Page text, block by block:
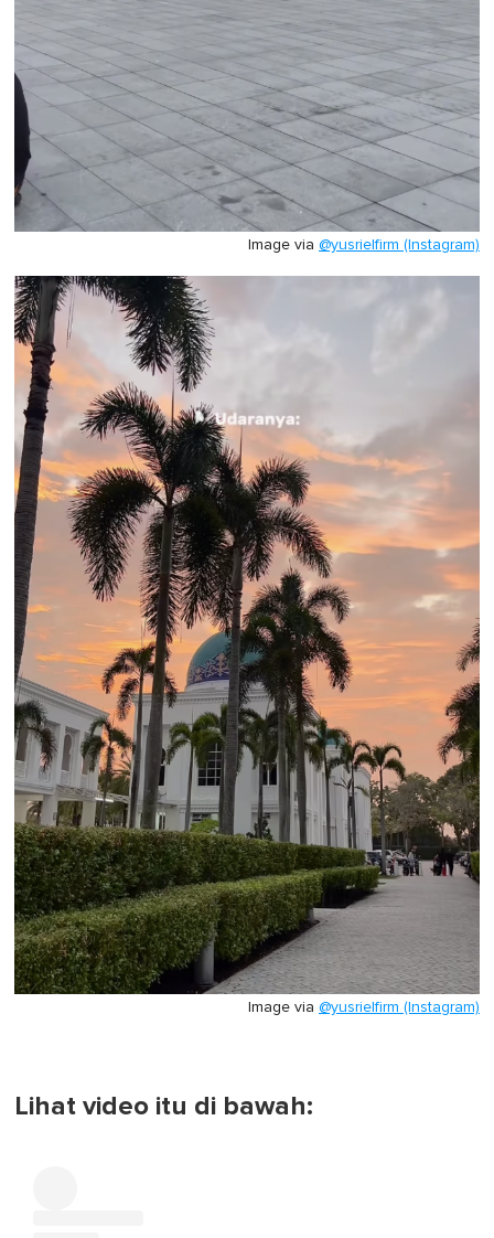
Image via @yusrielfirm (Instagram)
Image via @yusrielfirm (Instagram)
Lihat video itu di bawah: